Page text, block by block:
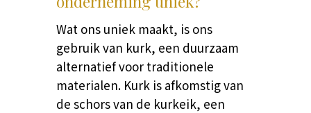
Wat ons uniek maakt, is ons
gebruik van kurk, een duurzaam
alternatief voor traditionele
materialen. Kurk is afkomstig van
de schors van de kurkeik, een